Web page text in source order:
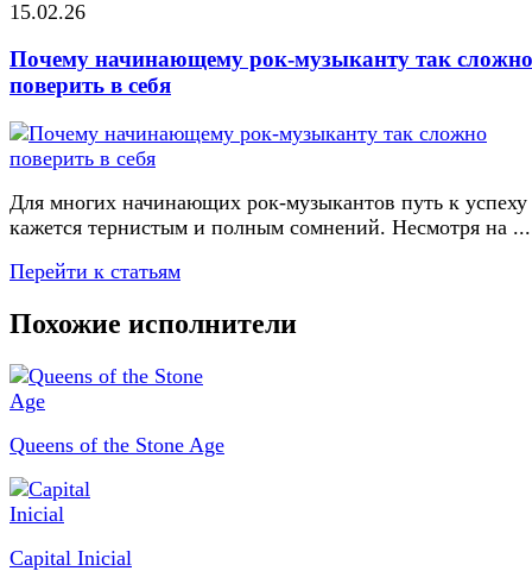
15.02.26
Почему начинающему рок-музыканту так сложно
поверить в себя
Для многих начинающих рок-музыкантов путь к успеху
кажется тернистым и полным сомнений. Несмотря на ...
Перейти к статьям
Похожие исполнители
Queens of the Stone Age
Capital Inicial